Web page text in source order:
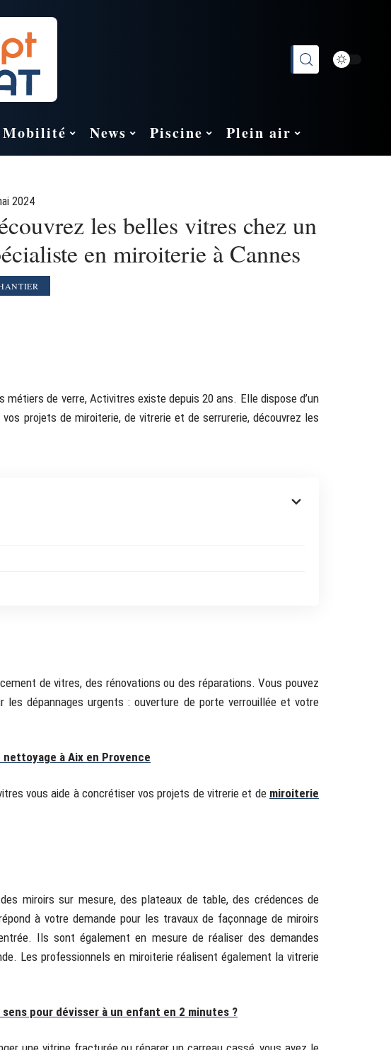
Mobilité News Piscine Plein air
2024
les belles vitres chez un
en miroiterie à Cannes
de verre, Activitres existe depuis 20 ans. Elle dispose d’un
projets de miroiterie, de vitrerie et de serrurerie, découvrez les
de vitres, des rénovations ou des réparations. Vous pouvez
dépannages urgents : ouverture de porte verrouillée et votre
à Aix en Provence
vous aide à concrétiser vos projets de vitrerie et de miroiterie
miroirs sur mesure, des plateaux de table, des crédences de
à votre demande pour les travaux de façonnage de miroirs
Ils sont également en mesure de réaliser des demandes
Les professionnels en miroiterie réalisent également la vitrerie
pour dévisser à un enfant en 2 minutes ?